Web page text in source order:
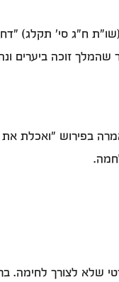
ח"ג סי' תקלג)
זוכה ביערים
בפירוש "ואכלת
שלא לצורך לחימה.